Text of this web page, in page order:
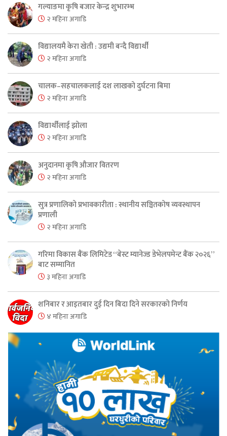
गल्याङमा कृषि बजार केन्द्र शुभारम्भ
२ महिना अगाडि
विद्यालयमै केरा खेती : उद्यमी बन्दै विद्यार्थी
२ महिना अगाडि
चालक–सहचालकलाई दश लाखको दुर्घटना बिमा
२ महिना अगाडि
विद्यार्थीलाई झोला
२ महिना अगाडि
अनुदानमा कृषि औजार वितरण
२ महिना अगाडि
सुत्र प्रणालिको प्रभावकारीता : स्थानीय सञ्चितकोष व्यवस्थापन
प्रणाली
२ महिना अगाडि
गरिमा विकास बैंक लिमिटेड “बेस्ट म्यानेज्ड डेभेलपमेन्ट बैंक २०२६”
बाट सम्मानित
३ महिना अगाडि
शनिबार र आइतबार दुई दिन बिदा दिने सरकारको निर्णय
४ महिना अगाडि